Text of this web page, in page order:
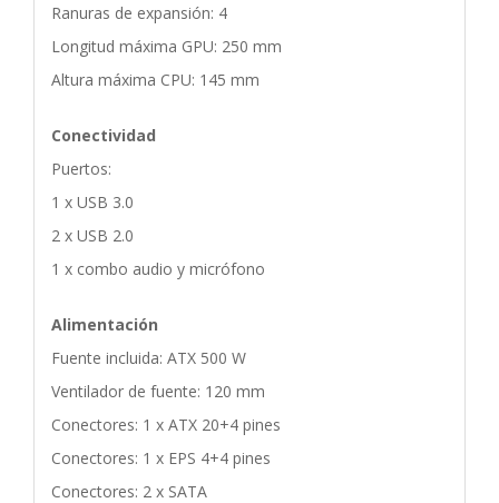
Ranuras de expansión: 4
Longitud máxima GPU: 250 mm
Altura máxima CPU: 145 mm
Conectividad
Puertos:
1 x USB 3.0
2 x USB 2.0
1 x combo audio y micrófono
Alimentación
Fuente incluida: ATX 500 W
Ventilador de fuente: 120 mm
Conectores: 1 x ATX 20+4 pines
Conectores: 1 x EPS 4+4 pines
Conectores: 2 x SATA